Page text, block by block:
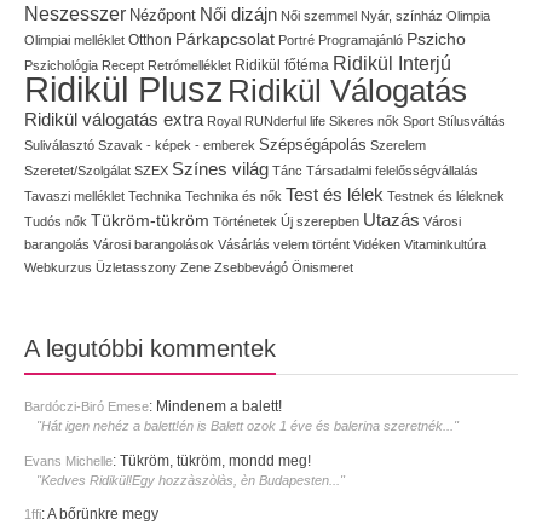
Neszesszer Nézőpont Női dizájn Női szemmel Nyár, színház Olimpia
Olimpiai melléklet Otthon Párkapcsolat Portré Programajánló Pszicho
Pszichológia Recept Retrómelléklet Ridikül főtéma Ridikül Interjú
Ridikül Plusz Ridikül Válogatás
Ridikül válogatás extra Royal RUNderful life Sikeres nők Sport Stílusváltás
Suliválasztó Szavak - képek - emberek Szépségápolás Szerelem
Szeretet/Szolgálat SZEX Színes világ Tánc Társadalmi felelősségvállalás
Tavaszi melléklet Technika Technika és nők Test és lélek Testnek és léleknek
Tudós nők Tükröm-tükröm Történetek Új szerepben Utazás Városi
barangolás Városi barangolások Vásárlás velem történt Vidéken Vitaminkultúra
Webkurzus Üzletasszony Zene Zsebbevágó Önismeret
A legutóbbi kommentek
Bardóczi-Biró Emese: Mindenem a balett!
"Hát igen nehéz a balett!én is Balett ozok 1 éve és balerina szeretnék..."
Evans Michelle: Tükröm, tükröm, mondd meg!
"Kedves Ridikül!Egy hozzàszòlàs, èn Budapesten..."
1ffi:A bőrünkre megy